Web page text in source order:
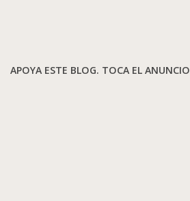
APOYA ESTE BLOG. TOCA EL ANUNCIO